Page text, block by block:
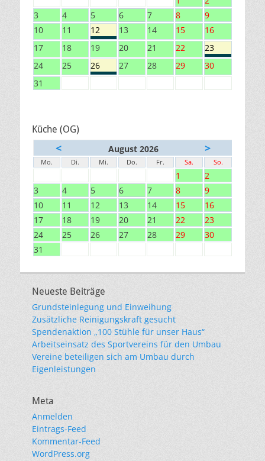
3
4 5 6 7 8
9
10
11 12 13 14 15
16
17
18 19 20 21 22
23
24
25 26 27 28 29
30
31
Küche (OG)
< August 2026 >
Mo. Di. Mi. Do. Fr. Sa. So.
1
2
3
4 5 6 7 8
9
10
11 12 13 14 15
16
17
18 19 20 21 22
23
24
25 26 27 28 29
30
31
Neueste Beiträge
Grundsteinlegung und Einweihung
Zusätzliche Reinigungskraft gesucht
Spendenaktion „100 Stühle für unser Haus“
Arbeitseinsatz des Sportvereins für den Umbau
Vereine beteiligen sich am Umbau durch
Eigenleistungen
Meta
Anmelden
Eintrags-Feed
Kommentar-Feed
WordPress.org